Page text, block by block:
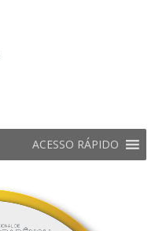
ACESSO RÁPIDO